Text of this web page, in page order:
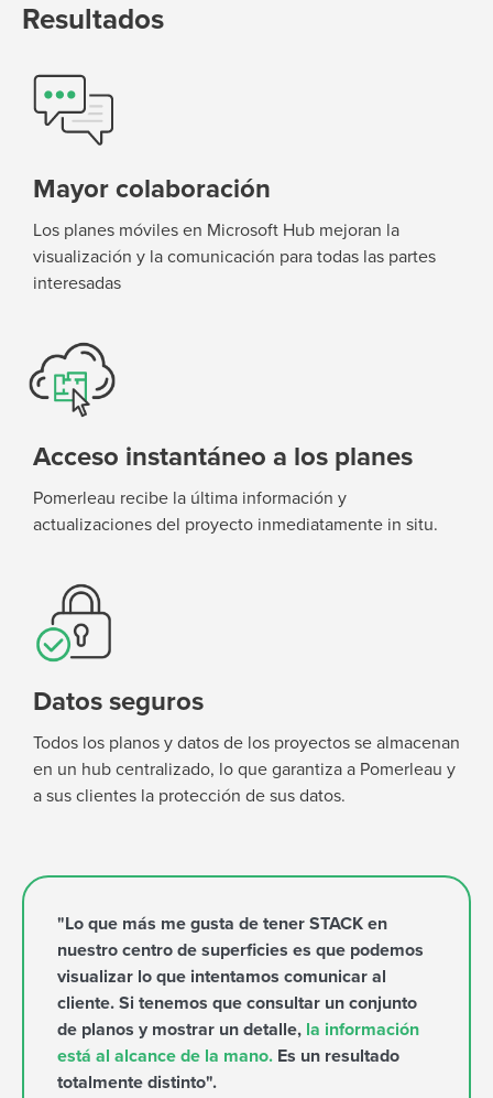
Resultados
Mayor colaboración
Los planes móviles en Microsoft Hub mejoran la
visualización y la comunicación para todas las partes
interesadas
Acceso instantáneo a los planes
Pomerleau recibe la última información y
actualizaciones del proyecto inmediatamente in situ.
Datos seguros
Todos los planos y datos de los proyectos se almacenan
en un hub centralizado, lo que garantiza a Pomerleau y
a sus clientes la protección de sus datos.
"Lo que más me gusta de tener STACK en
nuestro centro de superficies es que podemos
visualizar lo que intentamos comunicar al
cliente. Si tenemos que consultar un conjunto
de planos y mostrar un detalle, la información
está al alcance de la mano. Es un resultado
totalmente distinto".